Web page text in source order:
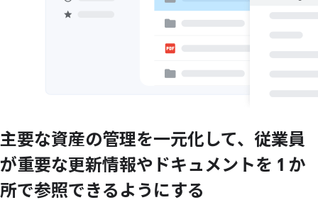
主要な資産の管理を一元化して、 従業員
が重要な更新情報や ドキュメントを 1 か
所で参照できるようにする